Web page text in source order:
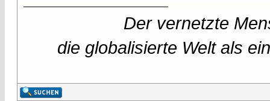
Der vernetzte
die globalisierte Welt als